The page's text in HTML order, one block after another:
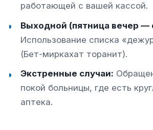
работающей с вашей кассой.
Выходной (пятница вечер —
Использование списка
(Бет-миркахат торанит).
Экстренные случаи:
покой больницы, где есть
аптека.